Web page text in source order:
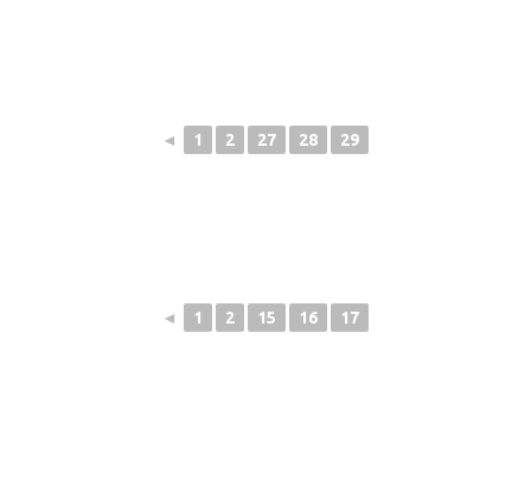
◄ 1 2 27 28 29
◄ 1 2 15 16 17